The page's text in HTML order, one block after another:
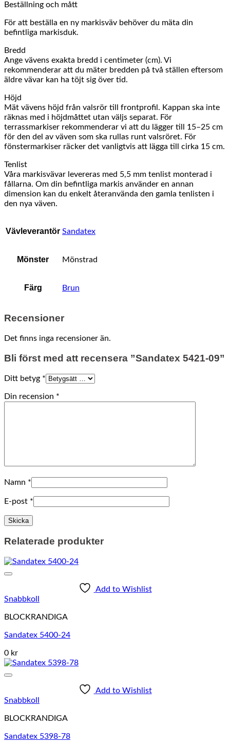
Beställning och mått
För att beställa en ny markisväv behöver du mäta din
befintliga markisduk.
Bredd
Ange vävens exakta bredd i centimeter (cm). Vi
rekommenderar att du mäter bredden på två ställen eftersom
äldre vävar kan ha töjt sig över tid.
Höjd
Mät vävens höjd från valsrör till frontprofil. Kappan ska inte
räknas med i höjdmåttet utan väljs separat. För
terrassmarkiser rekommenderar vi att du lägger till 15–25 cm
för den del av väven som ska rullas runt valsröret. För
fönstermarkiser räcker det vanligtvis att lägga till cirka 15 cm.
Tenlist
Våra markisvävar levereras med 5,5 mm tenlist monterad i
fållarna. Om din befintliga markis använder en annan
dimension kan du enkelt återanvända den gamla tenlisten i
den nya väven.
Vävleverantör Sandatex
Mönster Mönstrad
Färg Brun
Recensioner
Det finns inga recensioner än.
Bli först med att recensera ”Sandatex 5421-09”
Ditt betyg *
Din recension *
Namn *
E-post *
Relaterade produkter
Add to Wishlist
Snabbkoll
BLOCKRANDIGA
Sandatex 5400-24
0 kr
Add to Wishlist
Snabbkoll
BLOCKRANDIGA
Sandatex 5398-78